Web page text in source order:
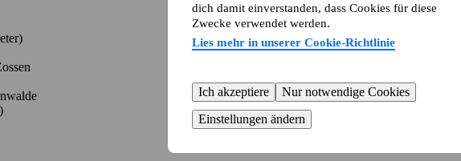
dich damit einverstanden, dass Cookies für diese
Zwecke verwendet werden.
Lies mehr in unserer Cookie-Richtlinie
Ich akzeptiere
Nur notwendige Cookies
Einstellungen ändern